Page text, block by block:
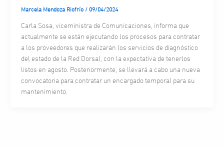
Marcela Mendoza Riofrío / 09/04/2024
Carla Sosa, viceministra de Comunicaciones, informa que
actualmente se están ejecutando los procesos para contratar
a los proveedores que realizarán los servicios de diagnóstico
del estado de la Red Dorsal, con la expectativa de tenerlos
listos en agosto. Posteriormente, se llevará a cabo una nueva
convocatoria para contratar un encargado temporal para su
mantenimiento.